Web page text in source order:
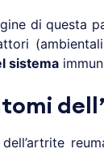
di questa
sistema